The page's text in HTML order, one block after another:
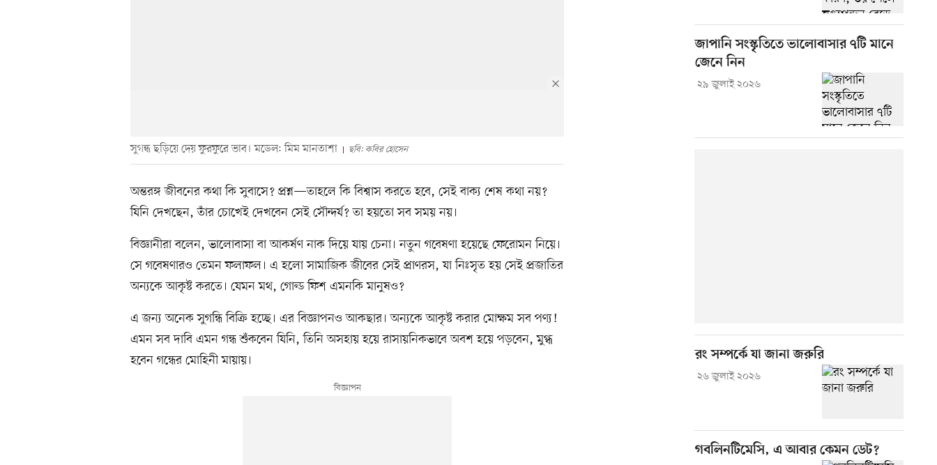
সুগন্ধ ছড়িয়ে দেয় ফুরফুরে ভাব। মডেল: মিম মানতাশা ছবি: কবির হোসেন
অন্তরঙ্গ জীবনের কথা কি সুবাসে? প্রশ্ন—তাহলে কি বিশ্বাস করতে হবে, সেই বাক্য শেষ কথা নয়?
যিনি দেখছেন, তাঁর চোখেই দেখবেন সেই সৌন্দর্য? তা হয়তো সব সময় নয়।
বিজ্ঞানীরা বলেন, ভালোবাসা বা আকর্ষণ নাক দিয়ে যায় চেনা। নতুন গবেষণা হয়েছে ফেরোমন নিয়ে।
সে গবেষণারও তেমন ফলাফল। এ হলো সামাজিক জীবের সেই প্রাণরস, যা নিঃসৃত হয় সেই প্রজাতির
অন্যকে আকৃষ্ট করতে। যেমন মথ, গোল্ড ফিশ এমনকি মানুষও?
এ জন্য অনেক সুগন্ধি বিক্রি হচ্ছে। এর বিজ্ঞাপনও আকছার। অন্যকে আকৃষ্ট করার মোক্ষম সব পণ্য!
এমন সব দাবি এমন গন্ধ শুঁকবেন যিনি, তিনি অসহায় হয়ে রাসায়নিকভাবে অবশ হয়ে পড়বেন, মুগ্ধ
হবেন গন্ধের মোহিনী মায়ায়।
জাপানি সংস্কৃতিতে ভালোবাসার ৭টি মানে
জেনে নিন
২৯ জুলাই ২০২৬
রং সম্পর্কে যা জানা জরুরি
২৬ জুলাই ২০২৬
গবলিনটিমেসি, এ আবার কেমন ডেট?